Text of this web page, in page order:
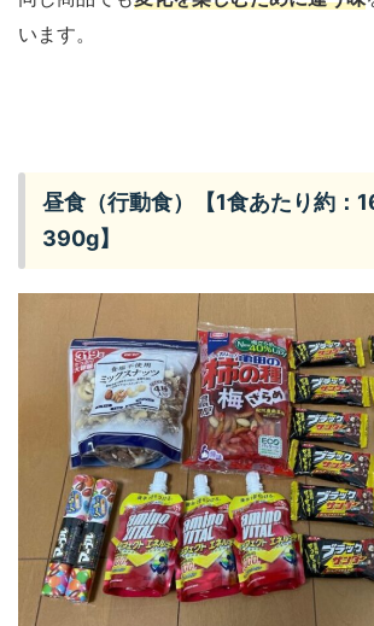
います。
昼食（行動食）【1食あたり約：
390g】